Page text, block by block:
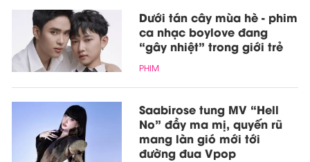
Dưới tán cây mùa hè - phim
ca nhạc boylove đang
“gây nhiệt” trong giới trẻ
PHIM
Saabirose tung MV “Hell
No” đầy ma mị, quyến rũ
mang làn gió mới tới
đường đua Vpop